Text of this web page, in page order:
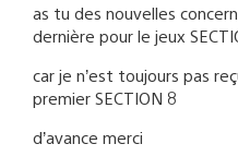
as tu des nouvelles
dernière pour le jeux
car je n’est toujours pas
premier SECTION 8
d’avance merci